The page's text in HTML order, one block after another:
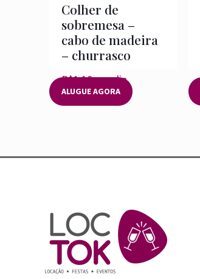
Colher de
sobremesa –
cabo de madeira
– churrasco
R$1,18 por dia
ALUGUE AGORA